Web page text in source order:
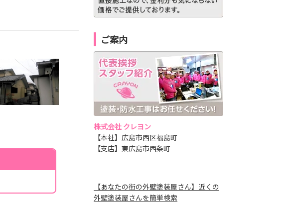
ご案内
株式会社 クレヨン
【本社】広島市西区福島町
【支店】東広島市西条町
【あなたの街の外壁塗装屋さん】近くの
外壁塗装屋さんを簡単検索